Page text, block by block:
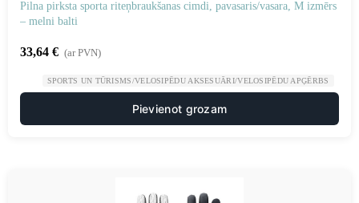
Pilna pirksta sporta riteņbraukšanas cimdi, pavasaris/vasara, M izmērs
– melni balti
33,64 € (ar PVN)
SPORTS UN TŪRISMS/VELOSIPĒDU AKSESUĀRI/VELOSIPĒDU APĢĒRBS
Pievienot grozam